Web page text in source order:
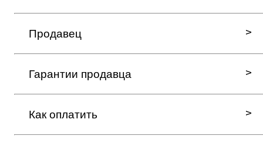
Продавец
Гарантии продавца
Как оплатить